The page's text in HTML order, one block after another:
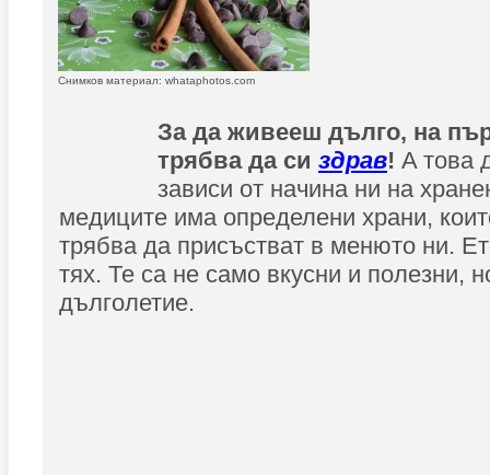
Снимков материал: whataphotos.com
За да живееш дълго, на
трябва да си здрав! A това
зависи от начинa ни на
медиците има определени храни,
трябва да присъстват в менюто ни.
тях. Те са не само вкусни и полезни,
дълголетие.